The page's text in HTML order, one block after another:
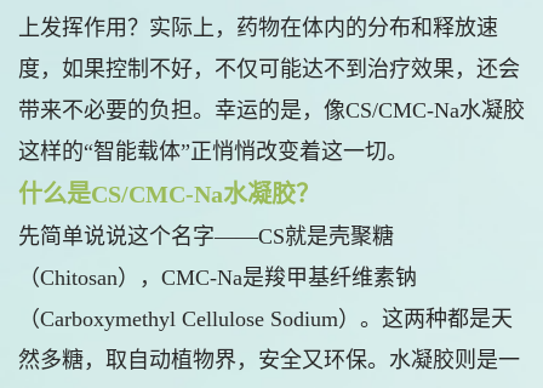
上发挥作用？实际上，药物在体内的分布和释放速
度，如果控制不好，不仅可能达不到治疗效果，还会
带来不必要的负担。幸运的是，像CS/CMC-Na水凝胶
这样的“智能载体”正悄悄改变着这一切。
什么是CS/CMC-Na水凝胶？
先简单说说这个名字——CS就是壳聚糖
（Chitosan），CMC-Na是羧甲基纤维素钠
（Carboxymethyl Cellulose Sodium）。这两种都是天
然多糖，取自动植物界，安全又环保。水凝胶则是一